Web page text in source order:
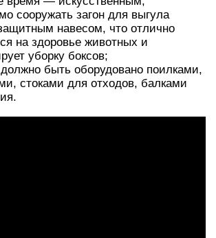
сооружать загон для выгула
навесом, что отлично
на здоровье животных и
уборку боксов;
быть оборудовано поилками,
стоками для отходов, балками